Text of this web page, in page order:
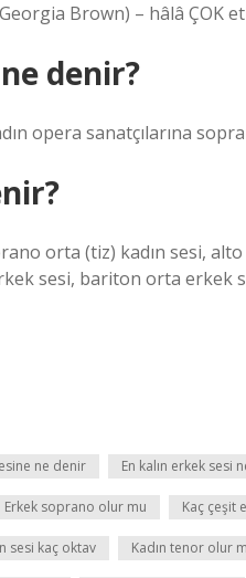
Brown) – hâlâ ÇOK
denir?
opera sanatçılarına
orta (tiz) kadın sesi,
sesi, bariton orta erkek
ne denir En kalın erkek sesi
Erkek soprano olur mu Kaç çeşit
sesi kaç oktav Kadın tenor olur